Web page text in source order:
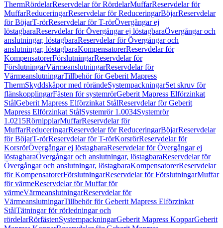
ThermRördelarReservdelar för RördelarMuffarReservdelar för
MuffarReduceringarReservdelar för ReduceringarBöjarReservdelar
för BöjarT-rörReservdelar för T-rörÖvergångar ej
löstagbaraReservdelar för Övergångar ej löstagbaraÖvergångar och
anslutningar, löstagbaraReservdelar för Övergångar och
anslutningar, löstagbaraKompensatorerReservdelar för
KompensatorerFörslutningarReservdelar för
FörslutningarVärmeanslutningarReservdelar för
VärmeanslutningarTillbehör för Geberit Mapress
ThermSkyddskåpor med rörändeSystempackningarSet skruv för
flänskopplingarFästen för systemrörGeberit Mapress Elförzinkat
StålGeberit Mapress Elförzinkat StålReservdelar för Geberit
Mapress Elförzinkat StålSystemrör 1.0034Systemrör
1.0215RörnipplarMuffarReservdelar för
MuffarReduceringarReservdelar för ReduceringarBöjarReservdelar
för BöjarT-rörReservdelar för T-rörKorsrörReservdelar för
KorsrörÖvergångar ej löstagbaraReservdelar för Övergångar ej
löstagbaraÖvergångar och anslutningar, löstagbaraReservdelar för
Övergångar och anslutningar, löstagbaraKompensatorerReservdelar
för KompensatorerFörslutningarReservdelar för FörslutningarMuffar
för värmeReservdelar för Muffar för
värmeVärmeanslutningarReservdelar för
VärmeanslutningarTillbehör för Geberit Mapress Elförzinkat
StålTätningar för rörledningar och
rördelarRörfästenSystempackningarGeberit Mapress KopparGeberit